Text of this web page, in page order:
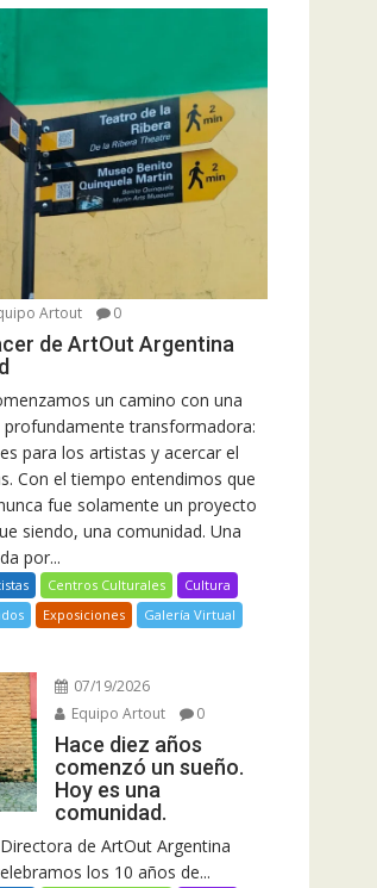
Artout 0
de ArtOut Argentina
un camino con una
profundamente transformadora:
para los artistas y acercar el
Con el tiempo entendimos que
fue solamente un proyecto
siendo, una comunidad. Una
por...
Centros Culturales
Cultura
Exposiciones
Galería Virtual
07/19/2026
Equipo Artout
0
Hace diez años
comenzó un sueño.
Hoy es una
comunidad.
de ArtOut Argentina
los 10 años de...